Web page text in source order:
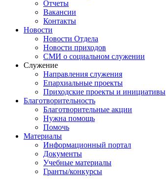
Отчеты
Вакансии
Контакты
Новости
Новости Отдела
Новости приходов
СМИ о социальном служении
Служение
Направления служения
Епархиальные проекты
Приходские проекты и инициативы
Благотворительность
Благотворительные акции
Нужна помощь
Помочь
Материалы
Информационный портал
Документы
Учебные материалы
Гранты/конкурсы